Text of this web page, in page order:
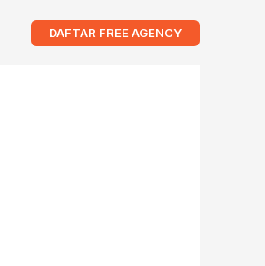
DAFTAR FREE AGENCY